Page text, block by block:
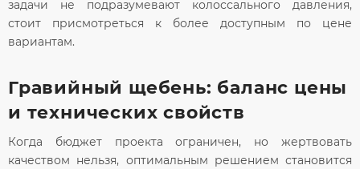
задачи не подразумевают колоссального давления,
стоит присмотреться к более доступным по цене
вариантам.
Гравийный щебень: баланс цены
и технических свойств
Когда бюджет проекта ограничен, но жертвовать
качеством нельзя, оптимальным решением становится